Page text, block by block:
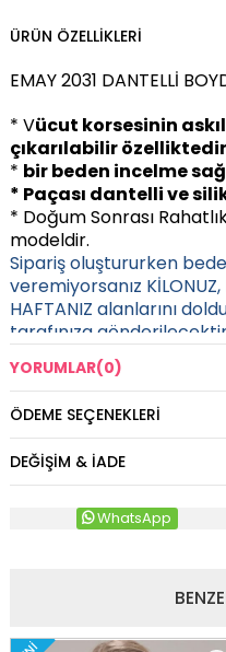
ÜRÜN ÖZELLIKLERI
EMAY 2031 DANTELLİ
* Vücut korsesinin
çıkarılabilir
* bir beden incelme
* Paçası dantelli ve
* Doğum Sonrası
modeldir.
Sipariş oluştururken
veremiyorsanız KİLONUZ,
HAFTANIZ alanlarını
tarafınıza
YORUMLAR(0)
ÖDEME SEÇENEKLERI
DEĞIŞIM & İADE
WhatsApp